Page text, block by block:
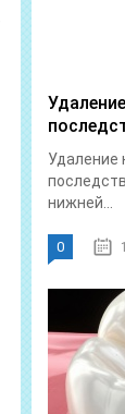
Удаление
нижней...
0